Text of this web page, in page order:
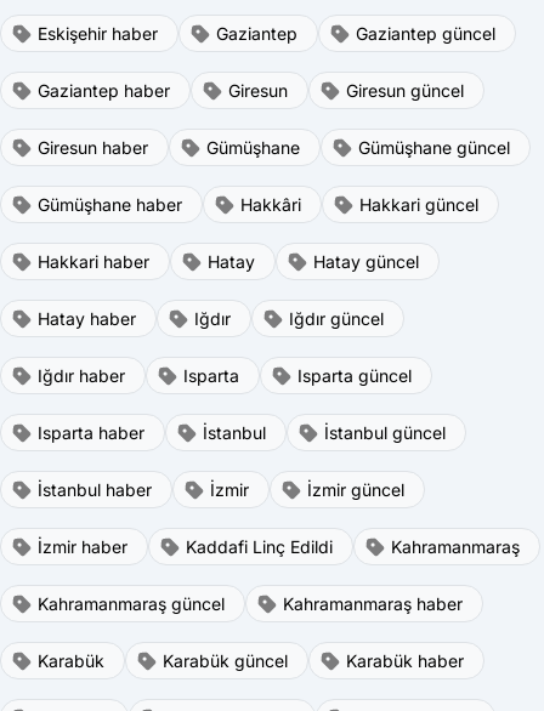
Eskişehir haber Gaziantep Gaziantep güncel
Gaziantep haber Giresun Giresun güncel
Giresun haber Gümüşhane Gümüşhane güncel
Gümüşhane haber Hakkâri Hakkari güncel
Hakkari haber Hatay Hatay güncel
Hatay haber Iğdır Iğdır güncel
Iğdır haber Isparta Isparta güncel
Isparta haber İstanbul İstanbul güncel
İstanbul haber İzmir İzmir güncel
İzmir haber Kaddafi Linç Edildi Kahramanmaraş
Kahramanmaraş güncel Kahramanmaraş haber
Karabük Karabük güncel Karabük haber